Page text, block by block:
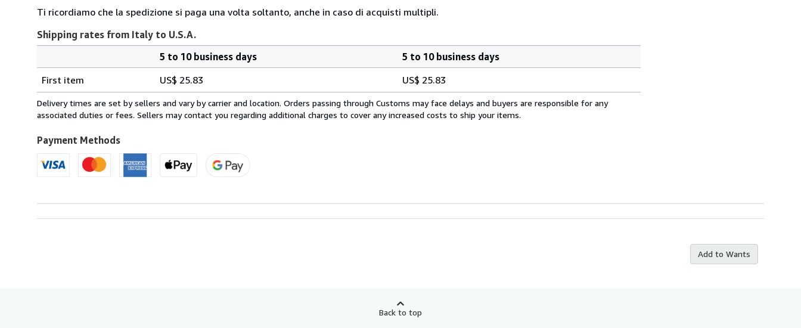
Ti ricordiamo che la spedizione si paga una volta soltanto, anche in caso di acquisti multipli.
Shipping rates from Italy to U.S.A.
rates
from
Italy
U.S.A.
5 to 10 business days
5 to 10 business days
First item
US$ 25.83 US$ 25.83
Delivery times are set by sellers and vary by carrier and location. Orders passing through Customs may face delays and buyers are responsible for any
associated duties or fees. Sellers may contact you regarding additional charges to cover any increased costs to ship your items.
Payment Methods
Add to Wants
Back to top